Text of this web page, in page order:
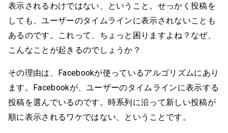
表示されるわけではない、ということ。せっかく投稿を
しても、ユーザーのタイムラインに表示されないことも
あるのです。これって、ちょっと困りますよね？なぜ、
こんなことが起きるのでしょうか？
その理由は、Facebookが使っているアルゴリズムにあり
ます。Facebookが、ユーザーのタイムラインに表示する
投稿を選んでいるのです。時系列に沿って新しい投稿が
順に表示されるワケではない、ということです。